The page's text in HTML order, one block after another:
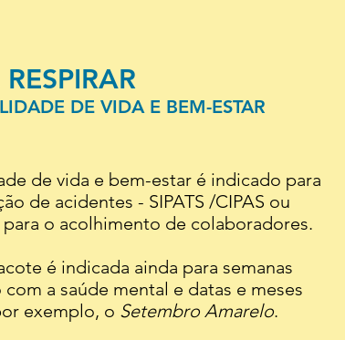
DE VIDA E BEM-ESTAR
de vida e bem-estar é indicado para
de acidentes - SIPATS /CIPAS ou
o acolhimento de colaboradores.
é indicada ainda para semanas
a saúde mental e datas e meses
exemplo, o Setembro Amarelo.